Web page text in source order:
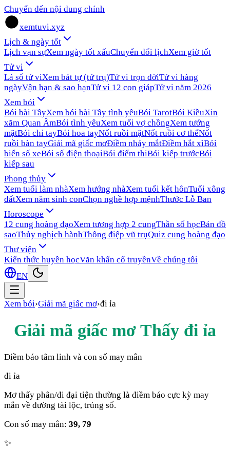
Chuyển đến nội dung chính
xemtuvi.xyz
Lịch & ngày tốt
Lịch vạn sựXem ngày tốt xấuChuyển đổi lịchXem giờ tốt
Tử vi
Lá số tử viXem bát tự (tứ trụ)Tử vi trọn đờiTử vi hàng
ngàyVận hạn & sao hạnTử vi 12 con giápTử vi năm 2026
Xem bói
Bói bài TâyXem bói bài Tây tình yêuBói TarotBói KiềuXin
xăm Quan ÂmBói tình yêuXem tuổi vợ chồngXem tướng
mặtBói chỉ tayBói hoa tayNốt ruồi mặtNốt ruồi cơ thểNốt
ruồi bàn tayGiải mã giấc mơĐiềm nháy mắtĐiềm hắt xìBói
biển số xeBói số điện thoạiBói điểm thiBói kiếp trướcBói
kiếp sau
Phong thủy
Xem tuổi làm nhàXem hướng nhàXem tuổi kết hônTuổi xông
đấtXem năm sinh conChọn nghề hợp mệnhThước Lỗ Ban
Horoscope
12 cung hoàng đạoXem tương hợp 2 cungThần số họcBản đồ
saoThủy nghịch hànhThông điệp vũ trụQuiz cung hoàng đạo
Thư viện
Kiến thức huyền họcVăn khấn cổ truyềnVề chúng tôi
EN
Xem bói›Giải mã giấc mơ›đi ỉa
Giải mã giấc mơ Thấy đi ỉa
Điềm báo tâm linh và con số may mắn
đi ỉa
Mơ thấy phân/đi đại tiện thường là điềm báo cực kỳ may
mắn về đường tài lộc, trúng số.
Con số may mắn: 39, 79
✨